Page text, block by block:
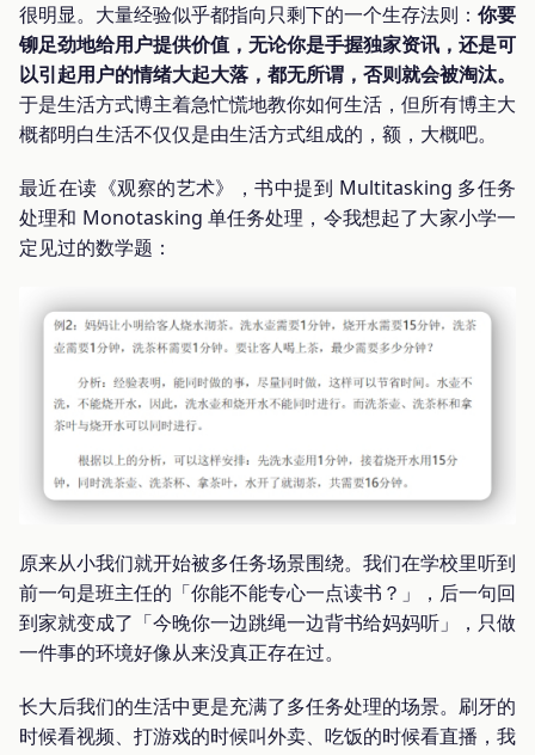
很明显。大量经验似乎都指向只剩下的一个生存法则： 你要
铆足劲地给用户提供价值，无论你是手握独家资讯，还是可
以引起用户的情绪大起大落，都无所谓，否则就会被淘汰。
于是生活方式博主着急忙慌地教你如何生活，但所有博主大
概都明白生活不仅仅是由生活方式组成的，额，大概吧。
最近在读《观察的艺术》，书中提到 Multitasking 多任务
处理和 Monotasking 单任务处理，令我想起了大家小学一
定见过的数学题：
原来从小我们就开始被多任务场景围绕。我们在学校里听到
前一句是班主任的「你能不能专心一点读书？」，后一句回
到家就变成了「今晚你一边跳绳一边背书给妈妈听」，只做
一件事的环境好像从来没真正存在过。
长大后我们的生活中更是充满了多任务处理的场景。刷牙的
时候看视频、打游戏的时候叫外卖、吃饭的时候看直播，我